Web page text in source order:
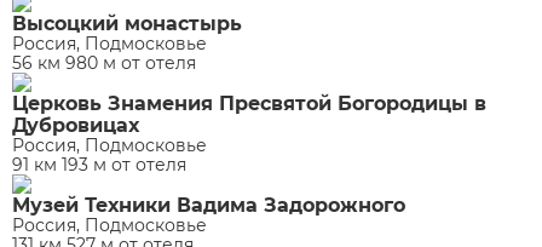
Высоцкий монастырь
Россия, Подмосковье
56 км 980 м от отеля
Церковь Знамения Пресвятой Богородицы в
Дубровицах
Россия, Подмосковье
91 км 193 м от отеля
Музей Техники Вадима Задорожного
Россия, Подмосковье